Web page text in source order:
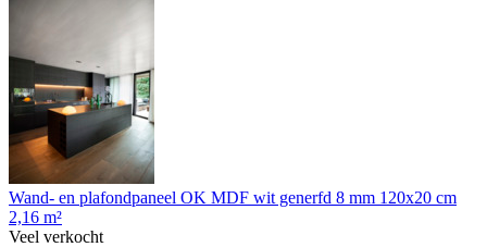
Wand- en plafondpaneel OK MDF wit generfd 8 mm 120x20 cm
2,16 m²
Veel verkocht